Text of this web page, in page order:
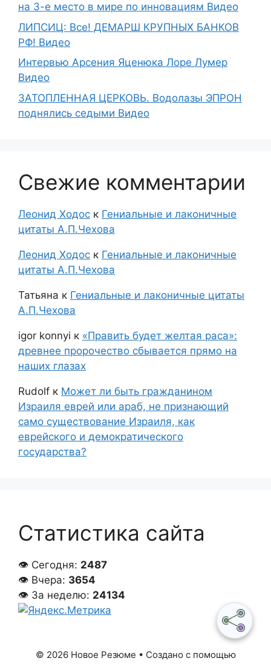
на 3-е место в мире по инновациям Видео
ЛИПСИЦ: Все! ДЕМАРШ КРУПНЫХ БАНКОВ
РФ! Видео
Интервью Арсения Яценюка Лоре Лумер
Видео
ЗАТОПЛЕННАЯ ЦЕРКОВЬ. Водолазы ЭПРОН
поднялись седыми Видео
Свежие комментарии
Леонид Ходос к Гениальные и лаконичные
цитаты А.П.Чехова
Леонид Ходос к Гениальные и лаконичные
цитаты А.П.Чехова
Татьяна к Гениальные и лаконичные цитаты
А.П.Чехова
igor konnyi к «Править будет желтая раса»:
древнее пророчество сбывается прямо на
наших глазах
Rudolf к Может ли быть гражданином
Израиля еврей или араб, не признающий
само существование Израиля, как
еврейского и демократического
государства?
Статистика сайта
👁 Сегодня: 2487
👁 Вчера: 3654
👁 За неделю: 24134
© 2026 Новое Резюме • Создано с помощью